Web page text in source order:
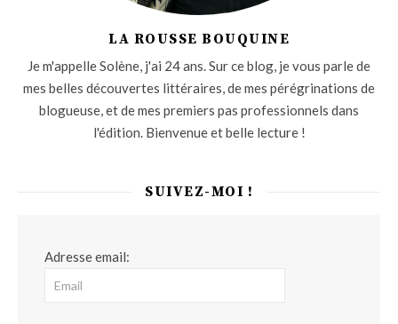
LA ROUSSE BOUQUINE
Je m'appelle Solène, j'ai 24 ans. Sur ce blog, je vous parle de
mes belles découvertes littéraires, de mes pérégrinations de
blogueuse, et de mes premiers pas professionnels dans
l'édition. Bienvenue et belle lecture !
SUIVEZ-MOI !
Adresse email: